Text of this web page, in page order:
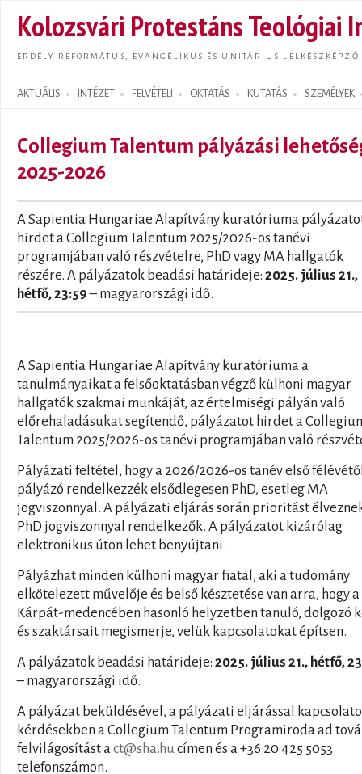
Kolozsvári Protestáns Teológiai
ERDÉLY REFORMÁTUS, EVANGÉLIKUS ÉS UNITÁRIUS LELKÉSZKÉPZŐ
AKTUÁLIS INTÉZET FELVÉTELI OKTATÁS KUTATÁS SZEMÉLYEK
Search form
Collegium Talentum pályázási
2025-2026
A Sapientia Hungariae Alapítvány kuratóriuma
hirdet a Collegium Talentum 2025/2026-os tanévi
programjában való részvételre, PhD vagy MA hallgatók
részére. A pályázatok beadási határideje: 2025. július 21.,
hétfő, 23:59– magyarországi idő.
A Sapientia Hungariae Alapítvány kuratóriuma a
tanulmányaikat a felsőoktatásban végző külhoni magyar
hallgatók szakmai munkáját, az értelmiségi pályán való
előrehaladásukat segítendő, pályázatot hirdet a
Talentum 2025/2026-os tanévi programjában való
Pályázati feltétel, hogy a 2026/2026-os tanév első
pályázó rendelkezzék elsődlegesen PhD, esetleg MA
jogviszonnyal. A pályázati eljárás során prioritást
PhD jogviszonnyal rendelkezők. A pályázatot kizárólag
elektronikus úton lehet benyújtani.
Pályázhat minden külhoni magyar fiatal, aki a tudomány
elkötelezett művelője és belső késztetése van arra, hogy a
Kárpát-medencében hasonló helyzetben tanuló, dolgozó
és szaktársait megismerje, velük kapcsolatokat építsen.
A pályázatok beadási határideje: 2025. július 21., hétfő,
– magyarországi idő.
A pályázat beküldésével, a pályázati eljárással
kérdésekben a Collegium Talentum Programiroda ad
felvilágosítást act@sha.hucímen és a +36 20 425 5053
telefonszámon.